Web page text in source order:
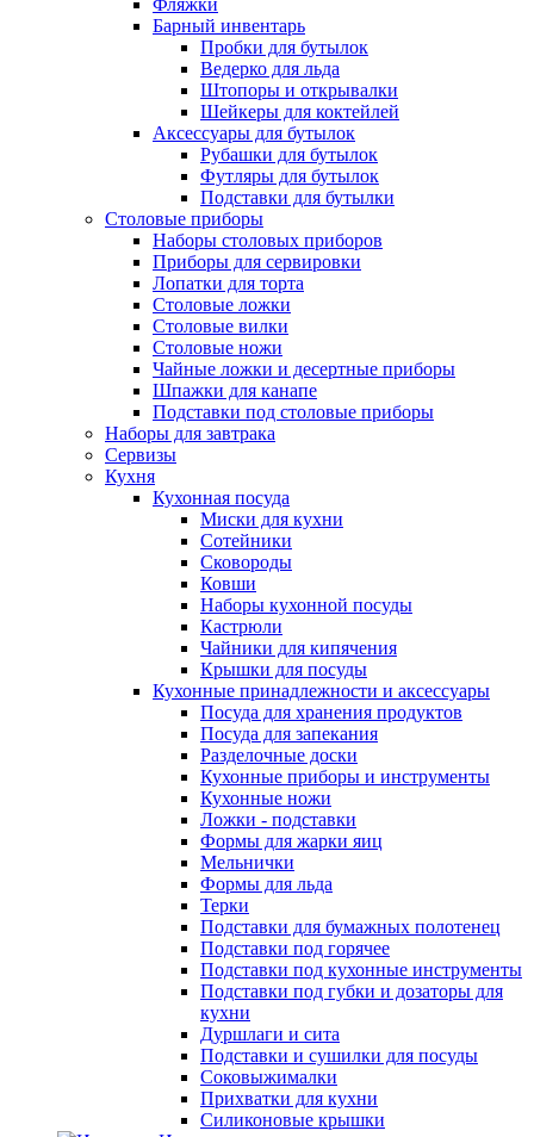
Фляжки
Барный инвентарь
Пробки для бутылок
Ведерко для льда
Штопоры и открывалки
Шейкеры для коктейлей
Аксессуары для бутылок
Рубашки для бутылок
Футляры для бутылок
Подставки для бутылки
Столовые приборы
Наборы столовых приборов
Приборы для сервировки
Лопатки для торта
Столовые ложки
Столовые вилки
Столовые ножи
Чайные ложки и десертные приборы
Шпажки для канапе
Подставки под столовые приборы
Наборы для завтрака
Сервизы
Кухня
Кухонная посуда
Миски для кухни
Сотейники
Сковороды
Ковши
Наборы кухонной посуды
Кастрюли
Чайники для кипячения
Крышки для посуды
Кухонные принадлежности и аксессуары
Посуда для хранения продуктов
Посуда для запекания
Разделочные доски
Кухонные приборы и инструменты
Кухонные ножи
Ложки - подставки
Формы для жарки яиц
Мельнички
Формы для льда
Терки
Подставки для бумажных полотенец
Подставки под горячее
Подставки под кухонные инструменты
Подставки под губки и дозаторы для
кухни
Дуршлаги и сита
Подставки и сушилки для посуды
Соковыжималки
Прихватки для кухни
Силиконовые крышки